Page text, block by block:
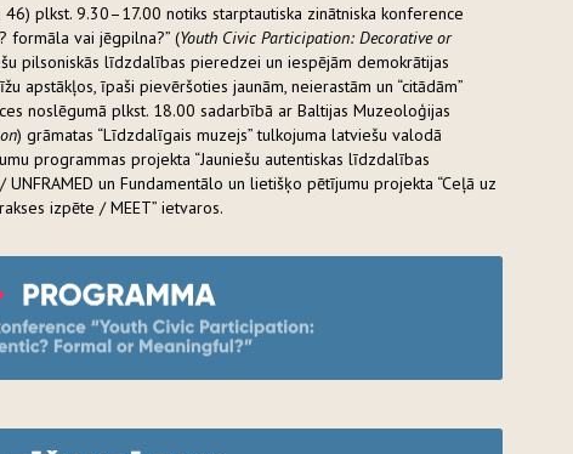
plkst. 9.30–17.00 notiks starptautiska zinātniska konference
formāla vai jēgpilna?” (Youth Civic Participation: Decorative or
pilsoniskās līdzdalības pieredzei un iespējām demokrātijas
apstākļos, īpaši pievēršoties jaunām, neierastām un “citādām”
noslēgumā plkst. 18.00 sadarbībā ar Baltijas Muzeoloģijas
) grāmatas “Līdzdalīgais muzejs” tulkojuma latviešu valodā
programmas projekta “Jauniešu autentiskas līdzdalības
un Fundamentālo un lietišķo pētījumu projekta “Ceļā uz
izpēte / MEET” ietvaros.